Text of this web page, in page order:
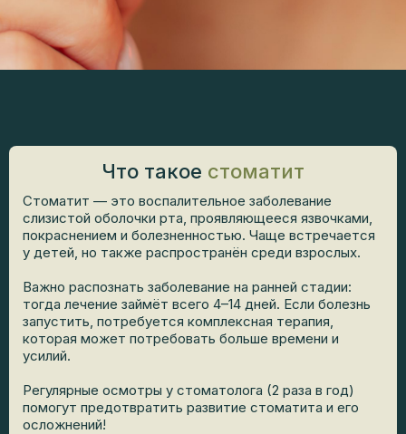
Что такое стоматит
Стоматит — это воспалительное заболевание
слизистой оболочки рта, проявляющееся язвочками,
покраснением и болезненностью. Чаще встречается
у детей, но также распространён среди взрослых.
Важно распознать заболевание на ранней стадии:
тогда лечение займёт всего 4–14 дней. Если болезнь
запустить, потребуется комплексная терапия,
которая может потребовать больше времени и
усилий.
Регулярные осмотры у стоматолога (2 раза в год)
помогут предотвратить развитие стоматита и его
осложнений!